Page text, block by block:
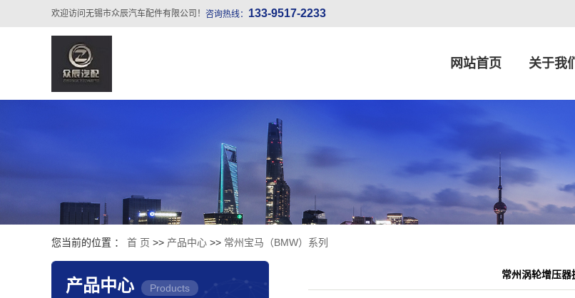
欢迎访问无锡市众辰汽车配件有限公司！ 咨询热线： 133-9517-2233
网站首页 关于我们
常
常州丰
常州
您当前的位置 ： 首 页 >> 产品中心 >> 常州宝马（BMW）系列
产品中心 Products
常州涡轮增压器